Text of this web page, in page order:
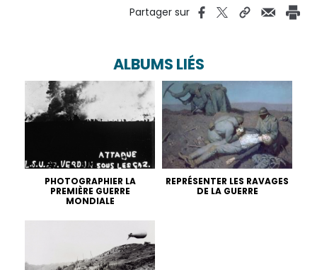
Partager sur
ALBUMS LIÉS
PHOTOGRAPHIER LA
PREMIÈRE GUERRE
MONDIALE
REPRÉSENTER LES RAVAGES
DE LA GUERRE